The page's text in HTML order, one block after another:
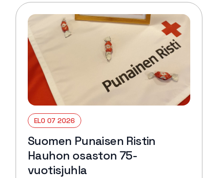
ELO 07 2026
Suomen Punaisen Ristin
Hauhon osaston 75-
vuotisjuhla